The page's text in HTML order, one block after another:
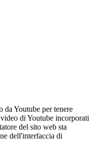
da Youtube per tenere
di Youtube incorporati
del sito web sta
dell'interfaccia di